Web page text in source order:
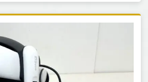
態）
いかが重要なポイントで
、ヘッドセットの音質、モ